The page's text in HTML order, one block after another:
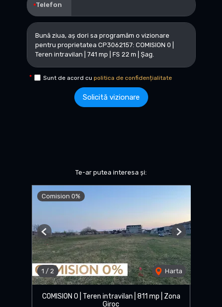
Telefon
Sunt de acord cu politica de confidențialitate
Solicită vizionare
Te-ar putea interesa și:
Comision 0%
1 / 2 Harta
Previous Next
COMISION 0 | Teren intravilan | 811 mp | Zona
Giroc